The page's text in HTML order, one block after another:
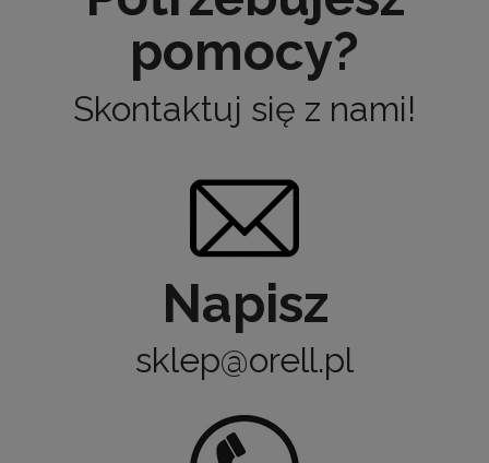
pomocy?
Skontaktuj się z nami!
Napisz
sklep@orell.pl